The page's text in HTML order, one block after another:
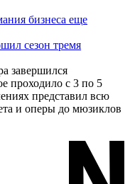
сезон тремя
завершился
проходило с 3 по 5
представил всю
и оперы до мюзиклов